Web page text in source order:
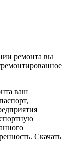
ремонта вы
ваш
Скачать